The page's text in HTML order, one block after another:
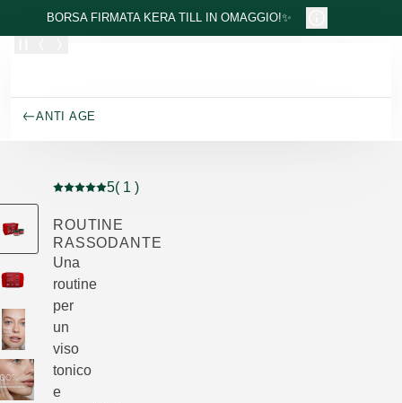
Passa al contenuto principale
BORSA FIRMATA KERA TILL IN OMAGGIO!✨
ANTI AGE
Valutazione attuale: 5 su 5 stelle recensito da 1
5( 1 )
ROUTINE
RASSODANTE
Una
routine
per
un
viso
tonico
e